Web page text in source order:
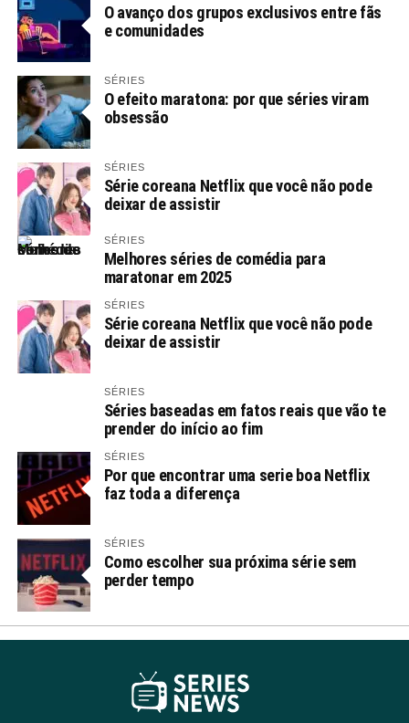
O avanço dos grupos exclusivos entre fãs
e comunidades
SÉRIES
O efeito maratona: por que séries viram
obsessão
SÉRIES
Série coreana Netflix que você não pode
deixar de assistir
SÉRIES
Melhores séries de comédia para
maratonar em 2025
SÉRIES
Série coreana Netflix que você não pode
deixar de assistir
SÉRIES
Séries baseadas em fatos reais que vão te
prender do início ao fim
SÉRIES
Por que encontrar uma serie boa Netflix
faz toda a diferença
SÉRIES
Como escolher sua próxima série sem
perder tempo